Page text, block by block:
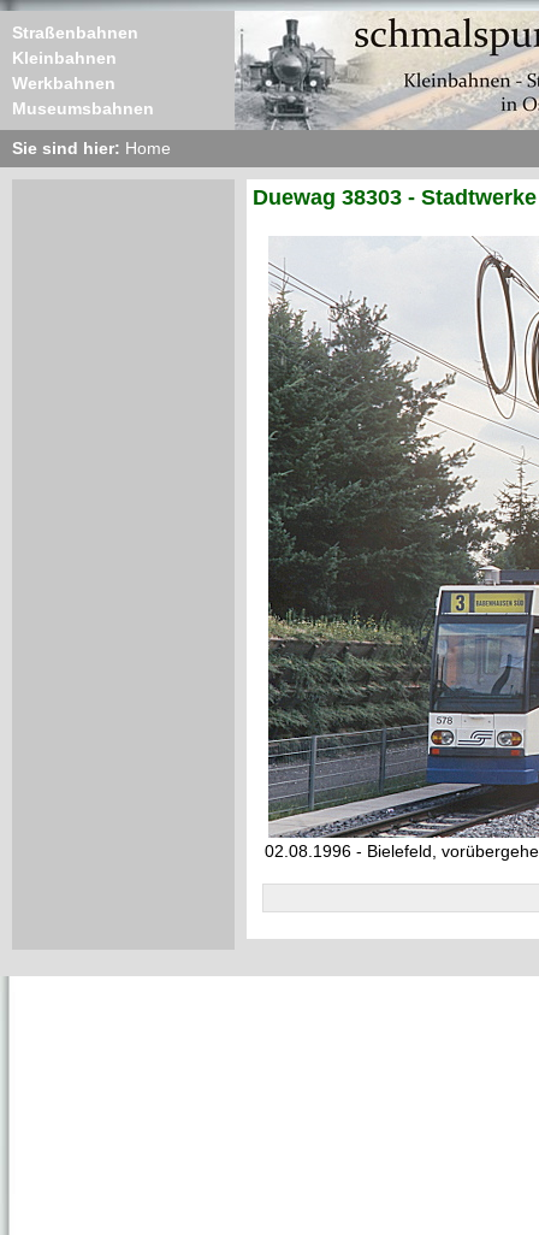
Straßenbahnen
Kleinbahnen
Werkbahnen
Museumsbahnen
Sie sind hier: Home
Duewag 38303 -
02.08.1996 - Bielefeld,